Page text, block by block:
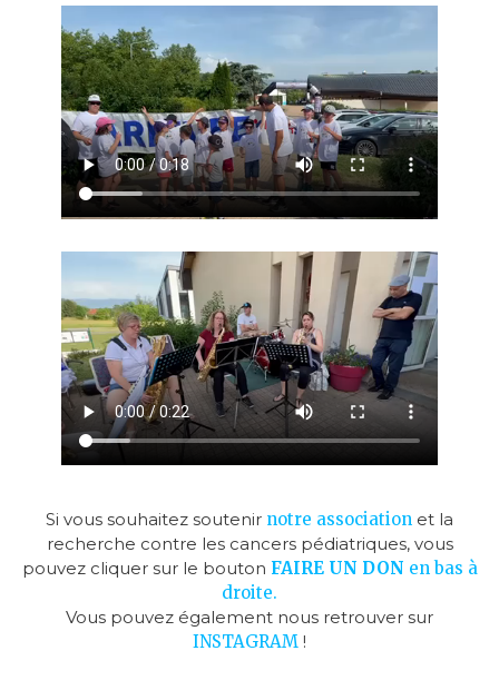
Si vous souhaitez soutenir notre association et la
recherche contre les cancers pédiatriques, vous
pouvez cliquer sur le bouton FAIRE UN DON en bas à
droite.
Vous pouvez également nous retrouver sur
INSTAGRAM !